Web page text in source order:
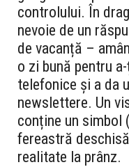
controlului. În
nevoie de un
de vacanță –
o zi bună pentru
telefonice și a da
newslettere. Un
conține un simbol
fereastră
realitate la prânz.